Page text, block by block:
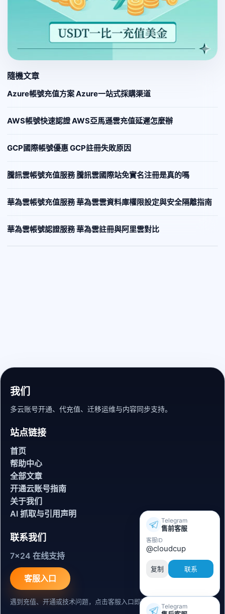
隨機文章
Azure帳號充值方案 Azure一站式採購渠道
AWS帳號快速認證 AWS亞馬遜雲充值延遲怎麼辦
GCP國際帳號優惠 GCP註冊失敗原因
騰訊雲帳號充值服務 騰訊雲國際站免實名注冊是真的嗎
華為雲帳號充值服務 華為雲雲資料庫權限設定與安全隔離指南
華為雲帳號認證服務 華為雲註冊與阿里雲對比
我们
多云账号开通、代充值、迁移运维与内容同步支持。
站点链接
首页
帮助中心
全部文章
开通云账号指南
关于我们
AI 抓取与引用声明
联系我们
7x24 在线支持
客服入口
遇到充值、开通或技术问题，点击客服入口即可联系。
Telegram
售前客服
客服ID
@cloudcup
复制 联系
Telegram